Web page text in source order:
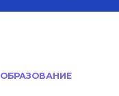
ОБРАЗОВАНИЕ